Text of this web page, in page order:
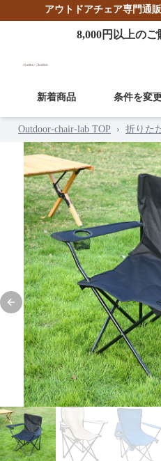
アウトドアチェア専門通
8,000円以上の
新着商品 条件を変
Outdoor-chair-lab TOP › 折りた
Previous slide